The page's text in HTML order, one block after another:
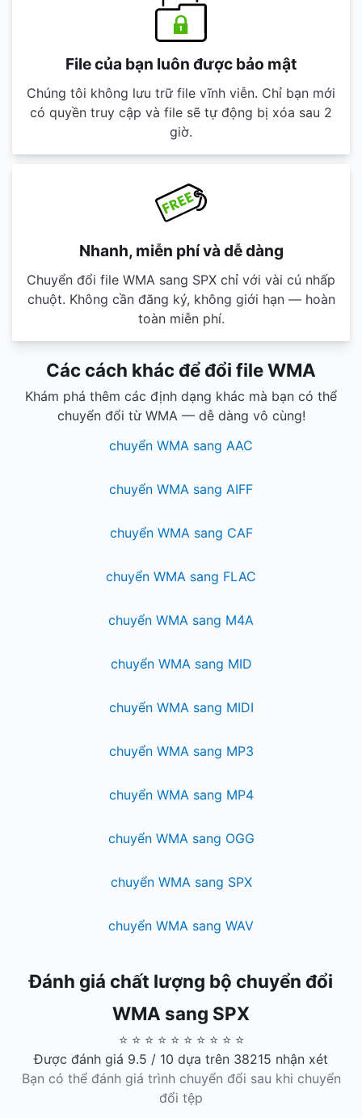
File của bạn luôn được bảo mật
Chúng tôi không lưu trữ file vĩnh viễn. Chỉ bạn mới
có quyền truy cập và file sẽ tự động bị xóa sau 2
giờ.
Nhanh, miễn phí và dễ dàng
Chuyển đổi file WMA sang SPX chỉ với vài cú nhấp
chuột. Không cần đăng ký, không giới hạn — hoàn
toàn miễn phí.
Các cách khác để đổi file WMA
Khám phá thêm các định dạng khác mà bạn có thể
chuyển đổi từ WMA — dễ dàng vô cùng!
chuyển WMA sang AAC
chuyển WMA sang AIFF
chuyển WMA sang CAF
chuyển WMA sang FLAC
chuyển WMA sang M4A
chuyển WMA sang MID
chuyển WMA sang MIDI
chuyển WMA sang MP3
chuyển WMA sang MP4
chuyển WMA sang OGG
chuyển WMA sang SPX
chuyển WMA sang WAV
Đánh giá chất lượng bộ chuyển đổi
WMA sang SPX
⭐ ⭐ ⭐ ⭐ ⭐ ⭐ ⭐ ⭐ ⭐ ⭐
Được đánh giá 9.5 / 10 dựa trên 38215 nhận xét
Bạn có thể đánh giá trình chuyển đổi sau khi chuyển
đổi tệp